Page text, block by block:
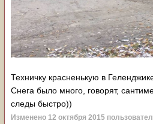
Техничку красненькую в
Снега было много, говорят,
следы быстро))
Изменено 12 октября 2015